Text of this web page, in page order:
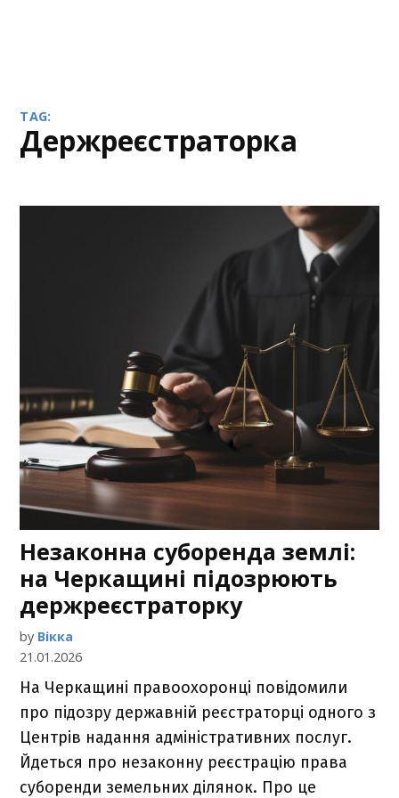
TAG:
Держреєстраторка
Незаконна суборенда землі:
на Черкащині підозрюють
держреєстраторку
by Вікка
21.01.2026
На Черкащині правоохоронці повідомили
про підозру державній реєстраторці одного з
Центрів надання адміністративних послуг.
Йдеться про незаконну реєстрацію права
суборенди земельних ділянок. Про це